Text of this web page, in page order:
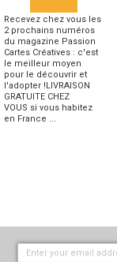
Recevez chez vous les
2 prochains numéros
du magazine Passion
Cartes Créatives : c'est
le meilleur moyen
pour le découvrir et
l'adopter !LIVRAISON
GRATUITE CHEZ
VOUS si vous habitez
en France ...